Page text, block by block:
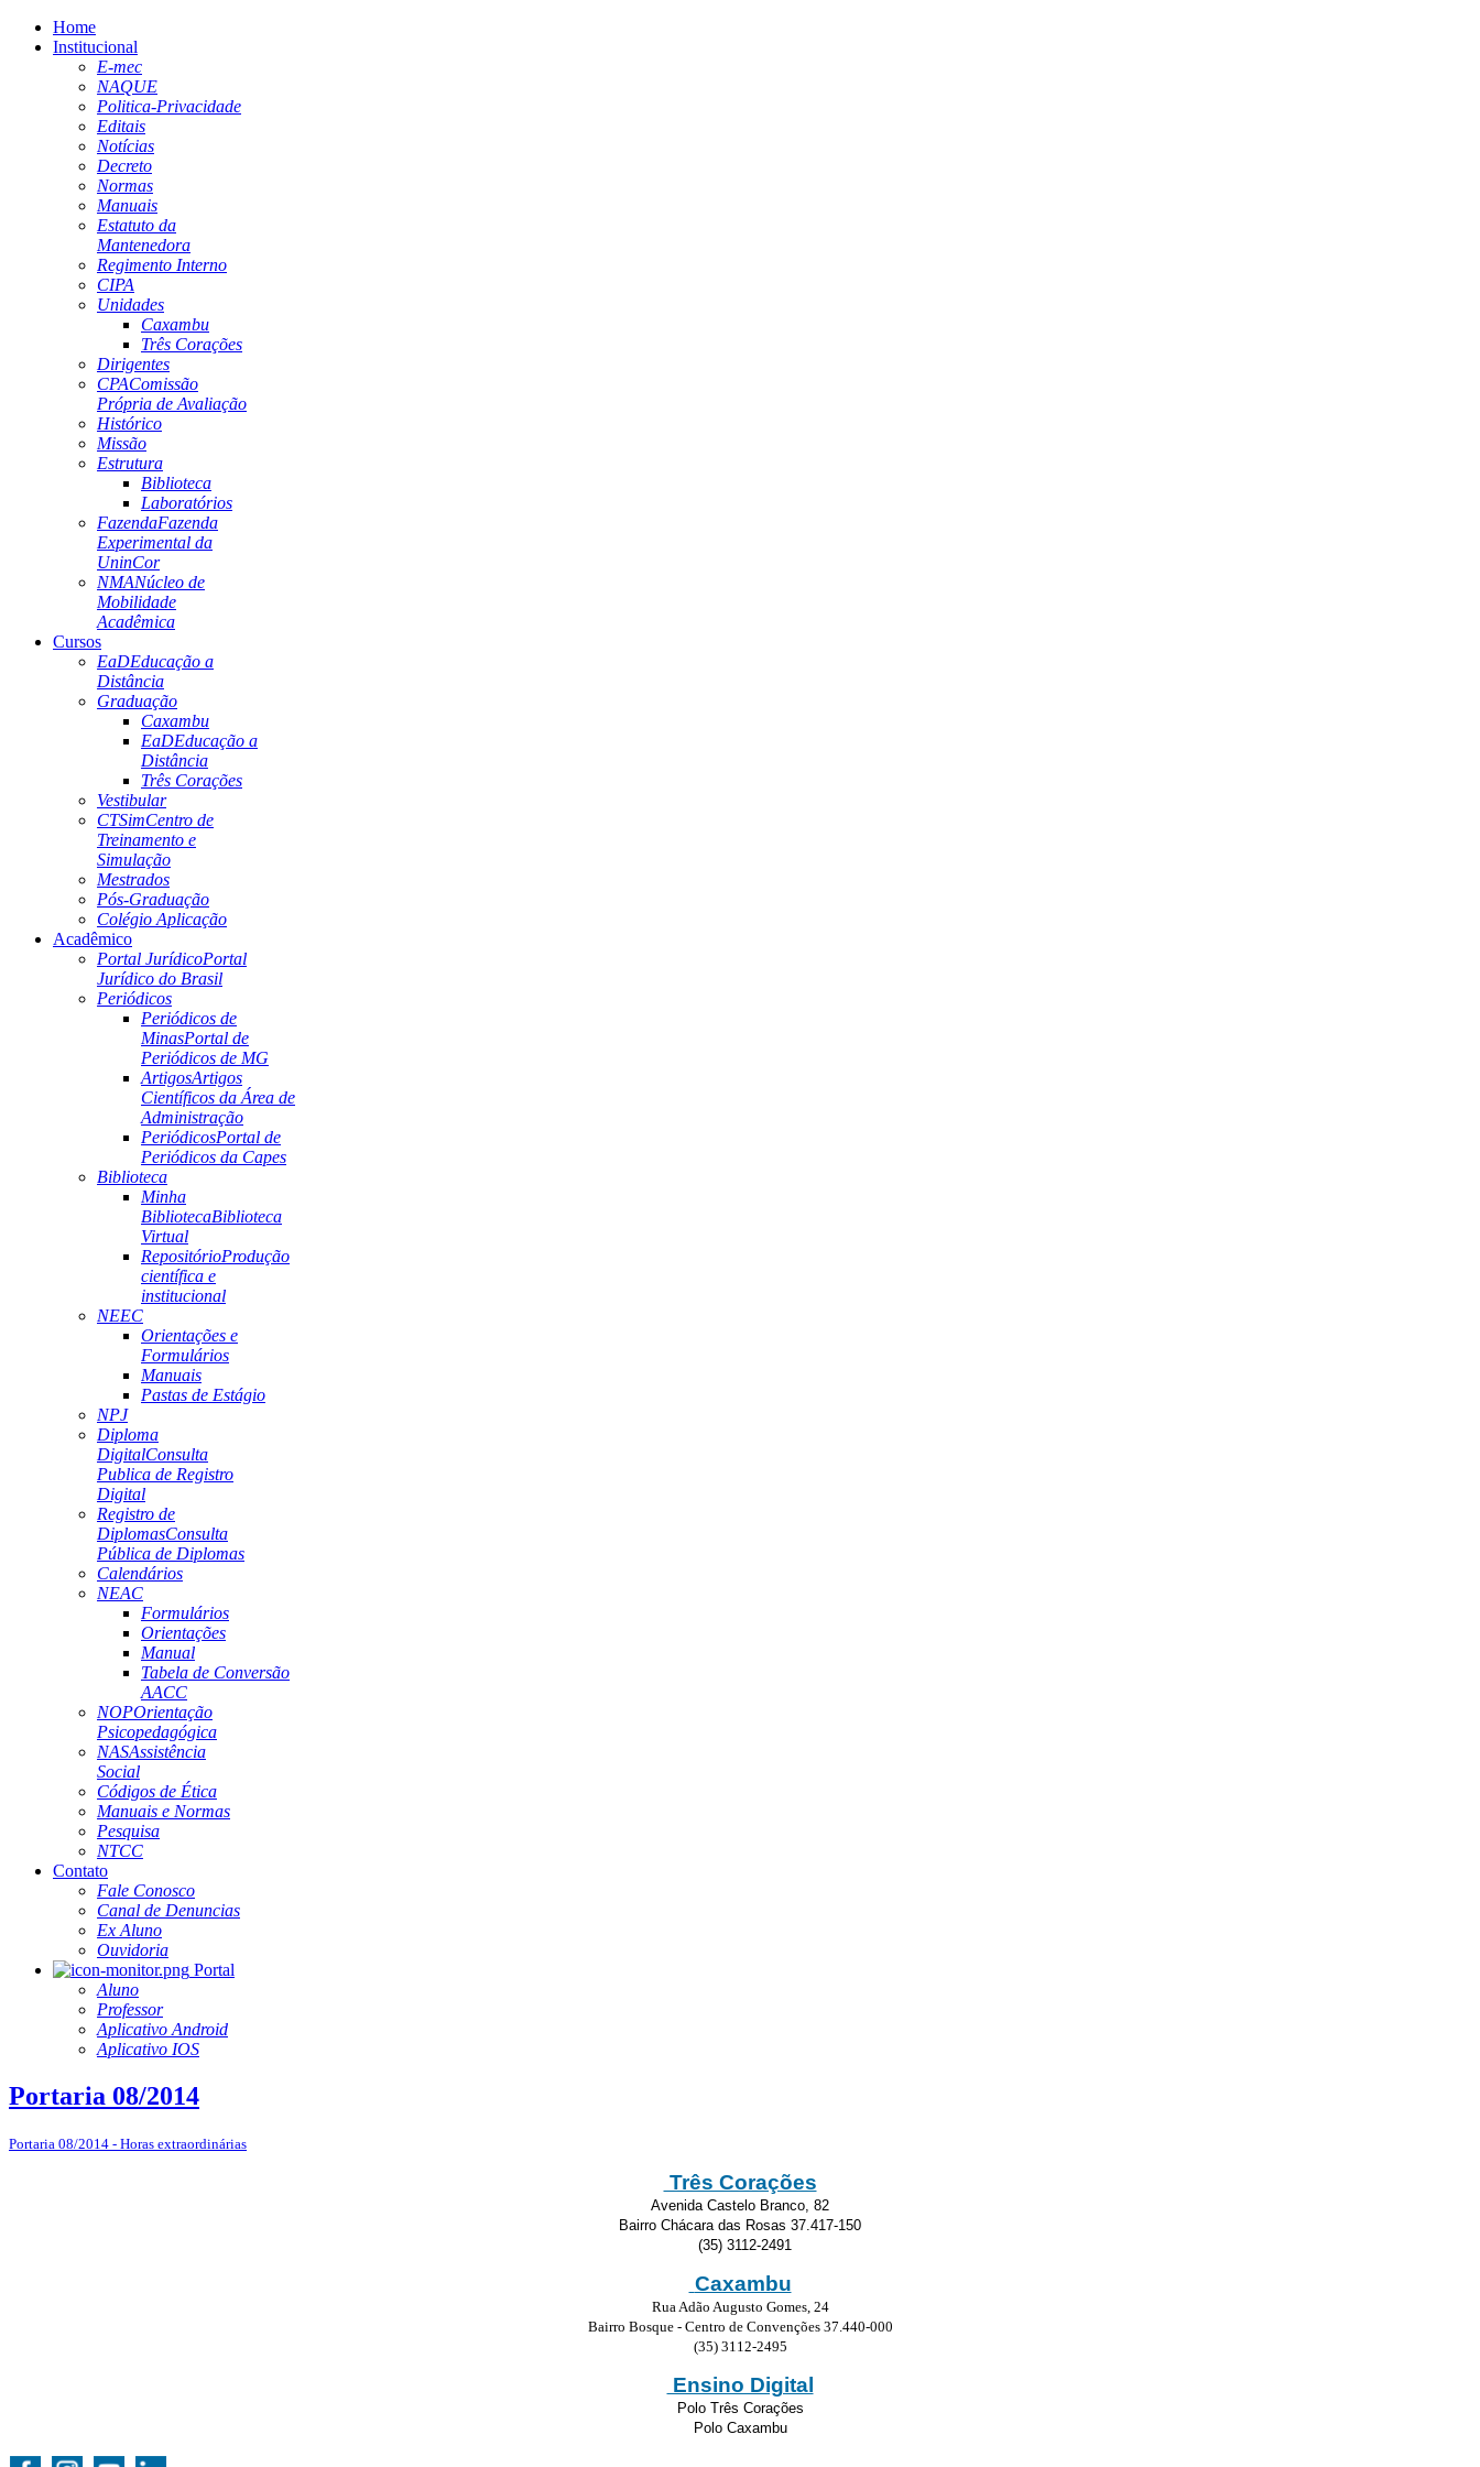
Home
Institucional
E-mec
NAQUE
Politica-Privacidade
Editais
Notícias
Decreto
Normas
Manuais
Estatuto da
Mantenedora
Regimento Interno
CIPA
Unidades
Caxambu
Três Corações
Dirigentes
CPAComissão
Própria de Avaliação
Histórico
Missão
Estrutura
Biblioteca
Laboratórios
FazendaFazenda
Experimental da
UninCor
NMANúcleo de
Mobilidade
Acadêmica
Cursos
EaDEducação a
Distância
Graduação
Caxambu
EaDEducação a
Distância
Três Corações
Vestibular
CTSimCentro de
Treinamento e
Simulação
Mestrados
Pós-Graduação
Colégio Aplicação
Acadêmico
Portal JurídicoPortal
Jurídico do Brasil
Periódicos
Periódicos de
MinasPortal de
Periódicos de MG
ArtigosArtigos
Científicos da Área de
Administração
PeriódicosPortal de
Periódicos da Capes
Biblioteca
Minha
BibliotecaBiblioteca
Virtual
RepositórioProdução
científica e
institucional
NEEC
Orientações e
Formulários
Manuais
Pastas de Estágio
NPJ
Diploma
DigitalConsulta
Publica de Registro
Digital
Registro de
DiplomasConsulta
Pública de Diplomas
Calendários
NEAC
Formulários
Orientações
Manual
Tabela de Conversão
AACC
NOPOrientação
Psicopedagógica
NASAssistência
Social
Códigos de Ética
Manuais e Normas
Pesquisa
NTCC
Contato
Fale Conosco
Canal de Denuncias
Ex Aluno
Ouvidoria
Portal
Aluno
Professor
Aplicativo Android
Aplicativo IOS
Portaria 08/2014
Portaria 08/2014 - Horas extraordinárias
Três Corações
Avenida Castelo Branco, 82
Bairro Chácara das Rosas 37.417-150
(35) 3112-2491
Caxambu
Rua Adão Augusto Gomes, 24
Bairro Bosque - Centro de Convenções 37.440-000
(35) 3112-2495
Ensino Digital
Polo Três Corações
Polo Caxambu